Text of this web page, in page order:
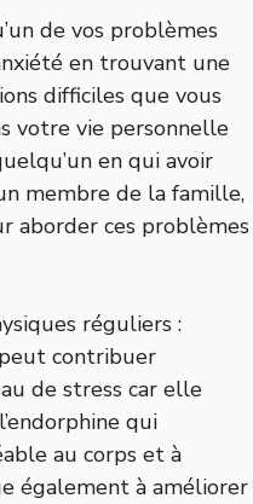
de vos problèmes
en trouvant une
difficiles que vous
votre vie personnelle
en qui avoir
membre de la famille,
aborder ces problèmes
réguliers :
contribuer
de stress car elle
qui
au corps et à
également à améliorer